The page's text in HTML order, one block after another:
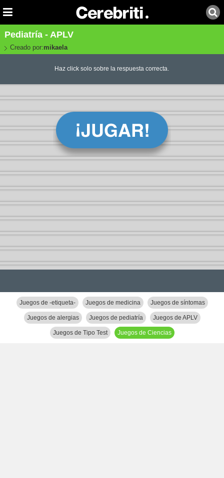
Pediatría - APLV
Creado por:mikaela
Haz click solo sobre la respuesta correcta.
Juegos de -etiqueta- Juegos de medicina Juegos de síntomas
Juegos de alergias Juegos de pediatría Juegos de APLV
Juegos de Tipo Test Juegos de Ciencias